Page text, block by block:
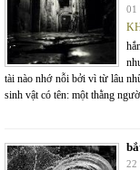
01
tài nào nhớ nỗi bởi vì từ lâu
sinh vật có tên: một thằng
22